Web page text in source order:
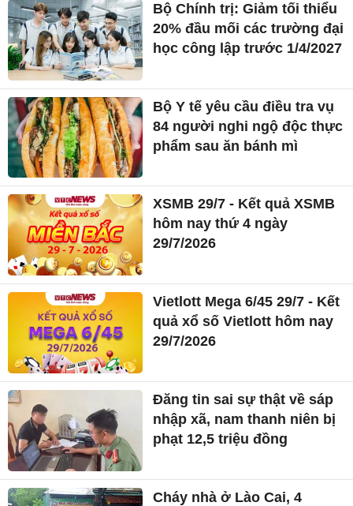
Bộ Chính trị: Giảm tối thiểu
20% đầu mối các trường đại
học công lập trước 1/4/2027
Bộ Y tế yêu cầu điều tra vụ
84 người nghi ngộ độc thực
phẩm sau ăn bánh mì
XSMB 29/7 - Kết quả XSMB
hôm nay thứ 4 ngày
29/7/2026
Vietlott Mega 6/45 29/7 - Kết
quả xổ số Vietlott hôm nay
29/7/2026
Đăng tin sai sự thật về sáp
nhập xã, nam thanh niên bị
phạt 12,5 triệu đồng
Cháy nhà ở Lào Cai, 4